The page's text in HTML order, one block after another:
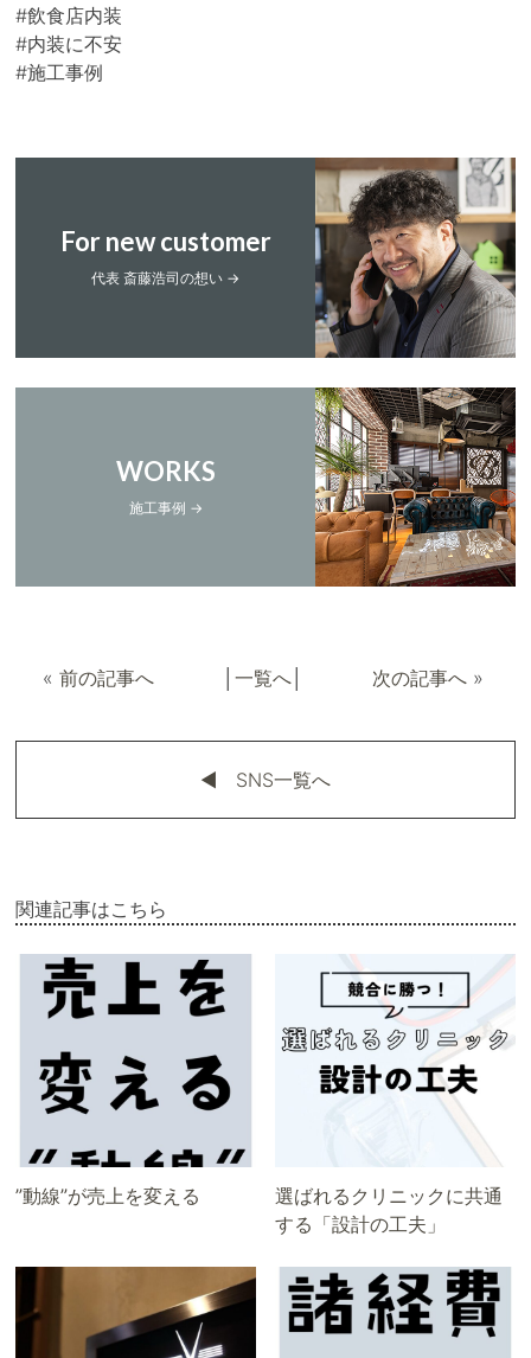
#飲食店内装
#内装に不安
#施工事例
For new customer
代表 斎藤浩司の想い →
WORKS
施工事例 →
« 前の記事へ 一覧へ│ 次の記事へ»
◀︎ SNS一覧へ
関連記事はこちら
”動線”が売上を変える
選ばれるクリニックに共通
する「設計の工夫」